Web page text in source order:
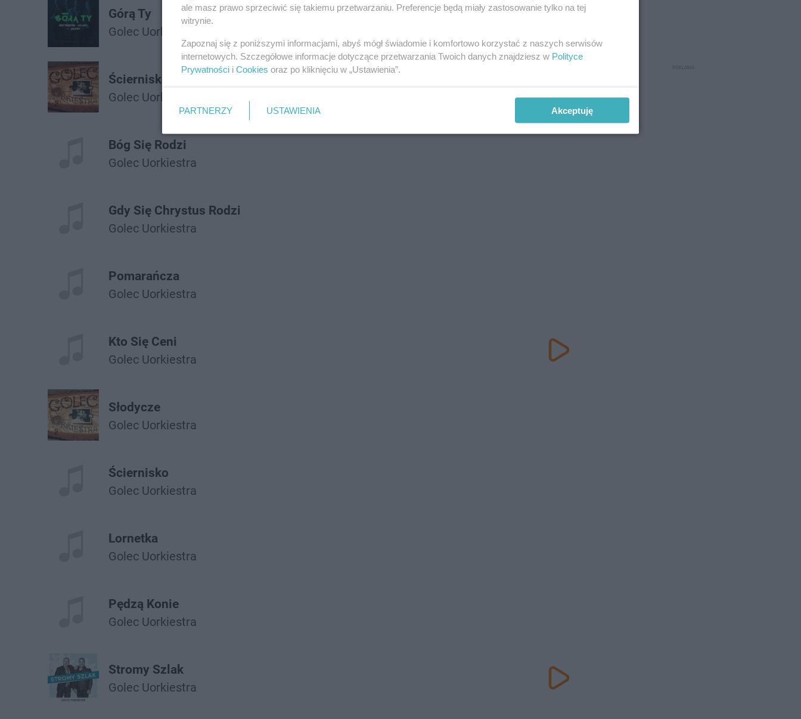
Górą Ty
Golec Uorkiestra
Ściernisko
Golec Uorkiestra
Bóg Się Rodzi
Golec Uorkiestra
Gdy Się Chrystus Rodzi
Golec Uorkiestra
Pomarańcza
Golec Uorkiestra
Kto Się Ceni
Golec Uorkiestra
Słodycze
Golec Uorkiestra
Ściernisko
Golec Uorkiestra
Lornetka
Golec Uorkiestra
Pędzą Konie
Golec Uorkiestra
Stromy Szlak
Golec Uorkiestra
ale masz prawo sprzeciwić się takiemu przetwarzaniu. Preferencje będą miały zastosowanie tylko na tej
witrynie.
Zapoznaj się z poniższymi informacjami, abyś mógł świadomie i komfortowo korzystać z naszych serwisów
internetowych. Szczegółowe informacje dotyczące przetwarzania Twoich danych znajdziesz w Polityce
Prywatności i Cookies oraz po kliknięciu w „Ustawienia”.
PARTNERZY USTAWIENIA Akceptuję